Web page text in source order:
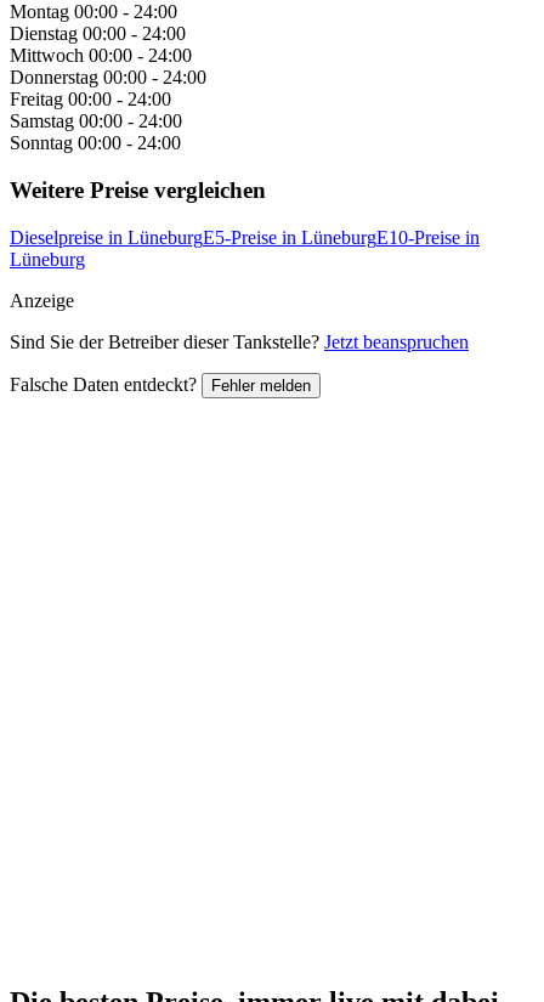
Montag 00:00 - 24:00
Dienstag 00:00 - 24:00
Mittwoch 00:00 - 24:00
Donnerstag 00:00 - 24:00
Freitag 00:00 - 24:00
Samstag 00:00 - 24:00
Sonntag 00:00 - 24:00
Weitere Preise vergleichen
Dieselpreise in LüneburgE5-Preise in LüneburgE10-Preise in
Lüneburg
Anzeige
Sind Sie der Betreiber dieser Tankstelle? Jetzt beanspruchen
Falsche Daten entdeckt? Fehler melden